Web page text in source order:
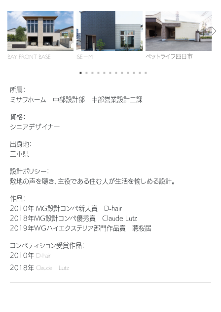
売る [MISAWA RELAY]
住まいの売却
多彩な動画やこだわりが詰まった建築実例、注目の最新情報など、住まい
づくりを楽しく学べるデジタルラウンジです。
ホームラウンジ 新築・戸建て
役立つ多彩な情報を幅広くお届けします。
ホームラウンジ 土地活用・賃貸経営
これからリフォームをご検討の方
実例動画や基礎知識、収納の工夫など、理想の住まいを叶えるリフォーム
の具体策とアイデアを豊富にご用意しています。
ホームラウンジ リフォーム
すべてのフィールドに新しい価値をデザインし、持続可能な未来志向のま
ちづくりを実現していきます。
ミサワゼネラルソリューション
ミサワホームオーナーさま・リフォーム工事ご契約者さまとミサワホームを
結ぶコミュニケーションサイト。お得・便利・安心なコンテンツや、ミサワホ
ミサワオーナーズクラブ
採用情報
新卒者採用
障がい者採用
ウエルネス事業
海外事業
BAY FRONT BASE ISE－M ペットライフ四日市
所属：
ミサワホーム 中部設計部 中部営業設計二課
資格：
シニアデザイナー
出身地：
三重県
設計ポリシー：
敷地の声を聴き、主役である住む人が生活を愉しめる設計。
作品：
2010年 MG設計コンペ新人賞 D-hair
2018年MG設計コンペ優秀賞 Claude Lutz
2019年WGハイエクステリア部門作品賞 聴桜居
コンペティション受賞作品：
2010年 D-hair
2018年 Claude Lutz